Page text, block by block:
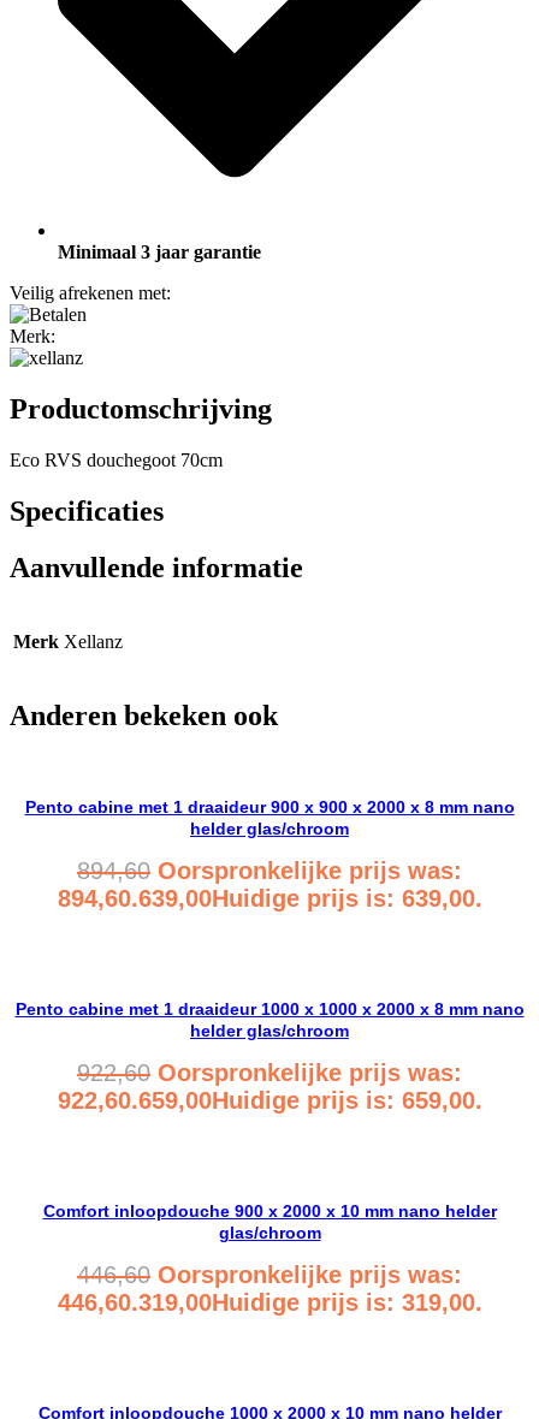
Minimaal 3 jaar garantie
Veilig afrekenen met:
Merk:
Productomschrijving
Eco RVS douchegoot 70cm
Specificaties
Aanvullende informatie
Merk Xellanz
Anderen bekeken ook
Pento cabine met 1 draaideur 900 x 900 x 2000 x 8 mm nano
helder glas/chroom
894,60 Oorspronkelijke prijs was:
894,60.639,00Huidige prijs is: 639,00.
Pento cabine met 1 draaideur 1000 x 1000 x 2000 x 8 mm nano
helder glas/chroom
922,60 Oorspronkelijke prijs was:
922,60.659,00Huidige prijs is: 659,00.
Comfort inloopdouche 900 x 2000 x 10 mm nano helder
glas/chroom
446,60 Oorspronkelijke prijs was:
446,60.319,00Huidige prijs is: 319,00.
Comfort inloopdouche 1000 x 2000 x 10 mm nano helder